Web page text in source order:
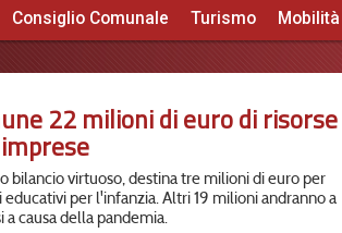
Consiglio Comunale Turismo Mobilità
22 milioni di euro di
bilancio virtuoso, destina tre milioni di euro per
per l'infanzia. Altri 19 milioni andranno a
causa della pandemia.